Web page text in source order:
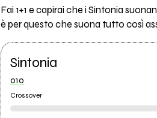
Fai 1+1 e capirai che i Sintonia
è per questo che suona tutto così
Sintonia
010
Crossover